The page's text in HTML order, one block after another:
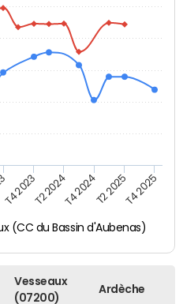
(CC du Bassin d'Aubenas)
T4 2023T2 2024T4 2024T2 2025T4 2025
Vesseaux
(07200)
Ardèche